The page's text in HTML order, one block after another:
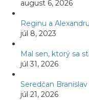
august 6, 2026
Reginu a
júl 8, 2023
Mal sen, ktorý sa
júl 31, 2026
Seredčan
júl 21, 2026